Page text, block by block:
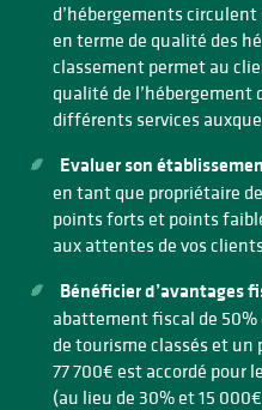
d’hébergements
en terme de qualité des
classement permet au
qualité de l’hébergement
différents services
Evaluer son
en tant que propriétaire
points forts et points
aux attentes de vos
Bénéficier d’avantages
abattement fiscal de 50%
de tourisme classés et
77 700€ est accordé pour
(au lieu de 30% et 15